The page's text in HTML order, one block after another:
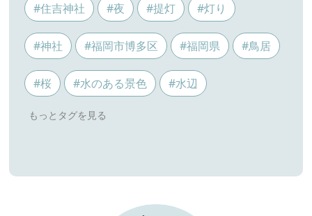
#住吉神社 #夜 #提灯 #灯り
#神社 #福岡市博多区 #福岡県 #鳥居
#桜 #水のある景色 #水辺